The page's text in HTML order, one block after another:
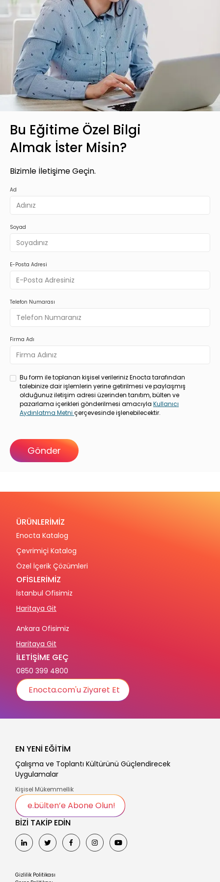
Bu Eğitime Özel Bilgi
Almak İster Misin?
Bizimle İletişime Geçin.
Ad
Soyad
E-Posta Adresi
Telefon Numarası
Firma Adı
Bu form ile toplanan kişisel verileriniz Enocta tarafından
talebinize dair işlemlerin yerine getirilmesi ve paylaşmış
olduğunuz iletişim adresi üzerinden tanıtım, bülten ve
pazarlama içerikleri gönderilmesi amacıyla Kullanıcı
Aydınlatma Metni çerçevesinde işlenebilecektir.
ÜRÜNLERİMİZ
Enocta Katalog
Çevrimiçi Katalog
Özel İçerik Çözümleri
OFİSLERİMİZ
İstanbul Ofisimiz
Haritaya Git
Ankara Ofisimiz
Haritaya Git
İLETİŞİME GEÇ
0850 399 4800
Enocta.com'u Ziyaret Et
BİZİ TAKİP EDİN
Gizlilik Politikası
EN YENİ EĞİTİM
Çalışma ve Toplantı Kültürünü Güçlendirecek
Uygulamalar
Kişisel Mükemmellik
e.bülten’e Abone Olun!